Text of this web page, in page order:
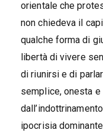
orientale che
non chiedeva il
qualche forma di
libertà di vivere
di riunirsi e di
semplice, onesta
ipocrisia